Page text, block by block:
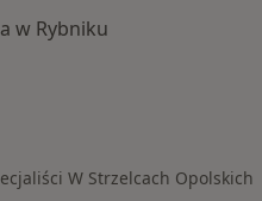
w Rybniku
W Strzelcach Opolskich